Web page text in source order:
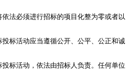
必须进行招标的项目化整为零或者以
活动应当遵循公开、公平、公正和诚
活动，依法由招标人负责。任何单位